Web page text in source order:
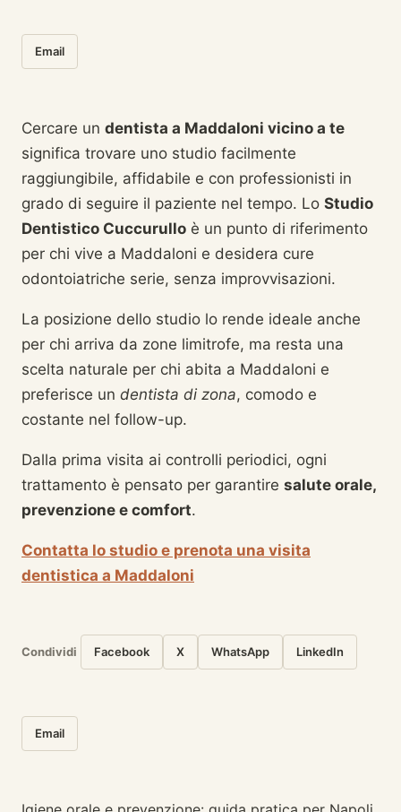
Email
Cercare un dentista a Maddaloni vicino a te
significa trovare uno studio facilmente
raggiungibile, affidabile e con professionisti in
grado di seguire il paziente nel tempo. Lo Studio
Dentistico Cuccurullo è un punto di riferimento
per chi vive a Maddaloni e desidera cure
odontoiatriche serie, senza improvvisazioni.
La posizione dello studio lo rende ideale anche
per chi arriva da zone limitrofe, ma resta una
scelta naturale per chi abita a Maddaloni e
preferisce un dentista di zona, comodo e
costante nel follow-up.
Dalla prima visita ai controlli periodici, ogni
trattamento è pensato per garantire salute orale,
prevenzione e comfort.
Contatta lo studio e prenota una visita
dentistica a Maddaloni
Condividi Facebook X WhatsApp LinkedIn
Email